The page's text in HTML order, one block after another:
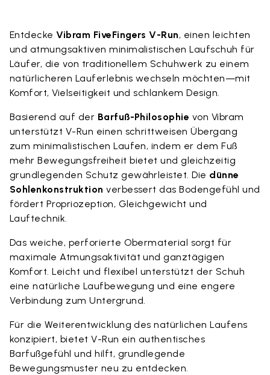
EntdeckeVibram FiveFingers V-Run, einen leichten
und atmungsaktiven minimalistischen Laufschuh für
Läufer, die von traditionellem Schuhwerk zu einem
natürlicheren Lauferlebnis wechseln möchten—mit
Komfort, Vielseitigkeit und schlankem Design.
Basierend auf der Barfuß-Philosophie von Vibram
unterstützt V-Run einen schrittweisen Übergang
zum minimalistischen Laufen, indem er dem Fuß
mehr Bewegungsfreiheit bietet und gleichzeitig
grundlegenden Schutz gewährleistet. Die dünne
Sohlenkonstruktion verbessert das Bodengefühl und
fördert Propriozeption, Gleichgewicht und
Lauftechnik.
Das weiche, perforierte Obermaterial sorgt für
maximale Atmungsaktivität und ganztägigen
Komfort. Leicht und flexibel unterstützt der Schuh
eine natürliche Laufbewegung und eine engere
Verbindung zum Untergrund.
Für die Weiterentwicklung des natürlichen Laufens
konzipiert, bietet V-Run ein authentisches
Barfußgefühl und hilft, grundlegende
Bewegungsmuster neu zu entdecken.